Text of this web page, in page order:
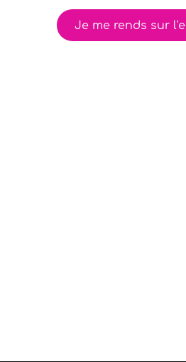
Je me rends sur